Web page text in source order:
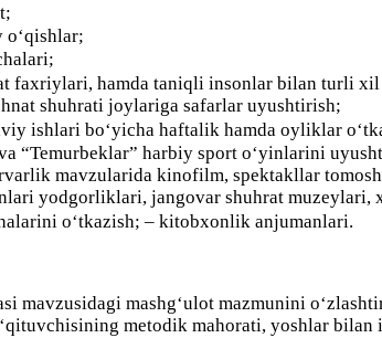
faxriylari, hamda taniqli insonlar bilan turli xil
shuhrati joylariga safarlar uyushtirish;
ishlari bo‘yicha haftalik hamda oyliklar
“Temurbeklar” harbiy sport o‘yinlarini
mavzularida kinofilm, spektakllar
yodgorliklari, jangovar shuhrat
o‘tkazish; – kitobxonlik anjumanlari.
mavzusidagi mashg‘ulot mazmunini
metodik mahorati, yoshlar